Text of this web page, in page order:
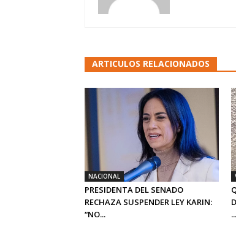
ARTICULOS RELACIONADOS
NACIONAL
PRESIDENTA DEL SENADO
RECHAZA SUSPENDER LEY KARIN:
“NO...
...